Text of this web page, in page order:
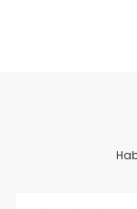
Ürün resmi
Ürün